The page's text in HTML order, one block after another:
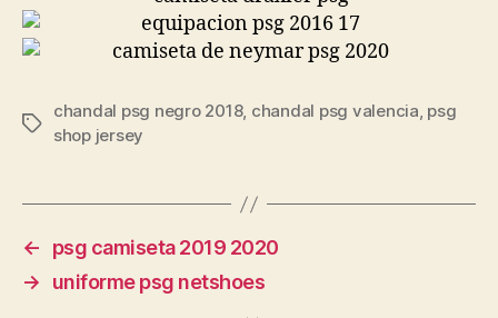
Etiquetas
chandal psg negro 2018, chandal psg valencia, psg
shop jersey
←
psg camiseta 2019 2020
→
uniforme psg netshoes